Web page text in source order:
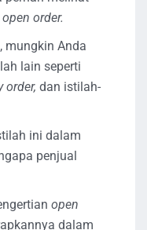
open order.
mungkin Anda
lain seperti
order, dan istilah-
ini dalam
penjual
open
dalam